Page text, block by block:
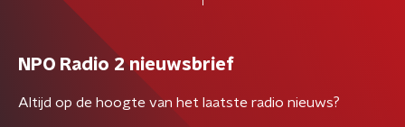
NPO Radio 2 nieuwsbrief
Altijd op de hoogte van het laatste radio nieuws?